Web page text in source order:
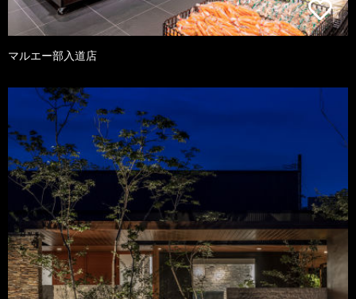
マルエー部入道店